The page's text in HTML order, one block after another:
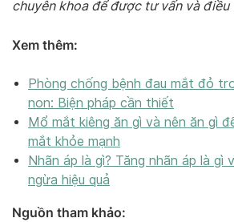
chuyên khoa để được tư vấn và
Xem thêm:
Phòng chống bệnh đau mắt đỏ
non: Biện pháp cần thiết
Mổ mắt kiêng ăn gì và nên ăn gì
mắt khỏe mạnh
Nhãn áp là gì? Tăng nhãn áp là gì
ngừa hiệu quả
Nguồn tham khảo: